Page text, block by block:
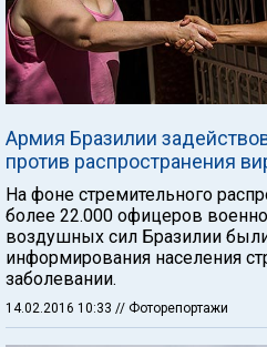
Армия Бразилии
против распространения
На фоне стремительного
более 22.000 офицеров
воздушных сил Бразилии
информирования населения
заболевании.
14.02.2016 10:33 // Фоторепортажи